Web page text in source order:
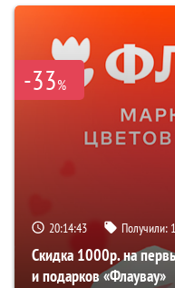
-33%
20:14:42 Получили:
Скидка 1000р. на
и подарков «Флаувау»